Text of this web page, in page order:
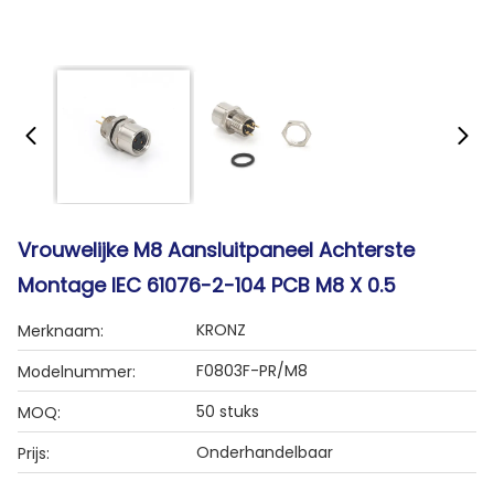
Vrouwelijke M8 Aansluitpaneel Achterste
Montage IEC 61076-2-104 PCB M8 X 0.5
Merknaam:
KRONZ
Modelnummer:
F0803F-PR/M8
MOQ:
50 stuks
Prijs:
Onderhandelbaar